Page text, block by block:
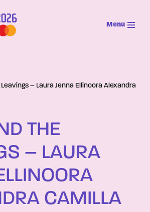
Menu
– Laura Jenna Ellinoora Alexandra
THE
– LAURA
CAMILLA